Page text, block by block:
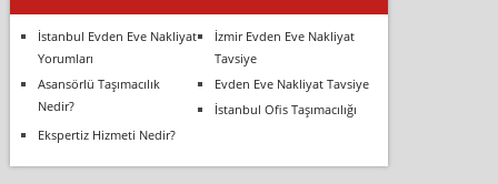
İstanbul Evden Eve Nakliyat
Yorumları
İzmir Evden Eve Nakliyat
Tavsiye
Asansörlü Taşımacılık
Nedir?
Evden Eve Nakliyat Tavsiye
İstanbul Ofis Taşımacılığı
Ekspertiz Hizmeti Nedir?